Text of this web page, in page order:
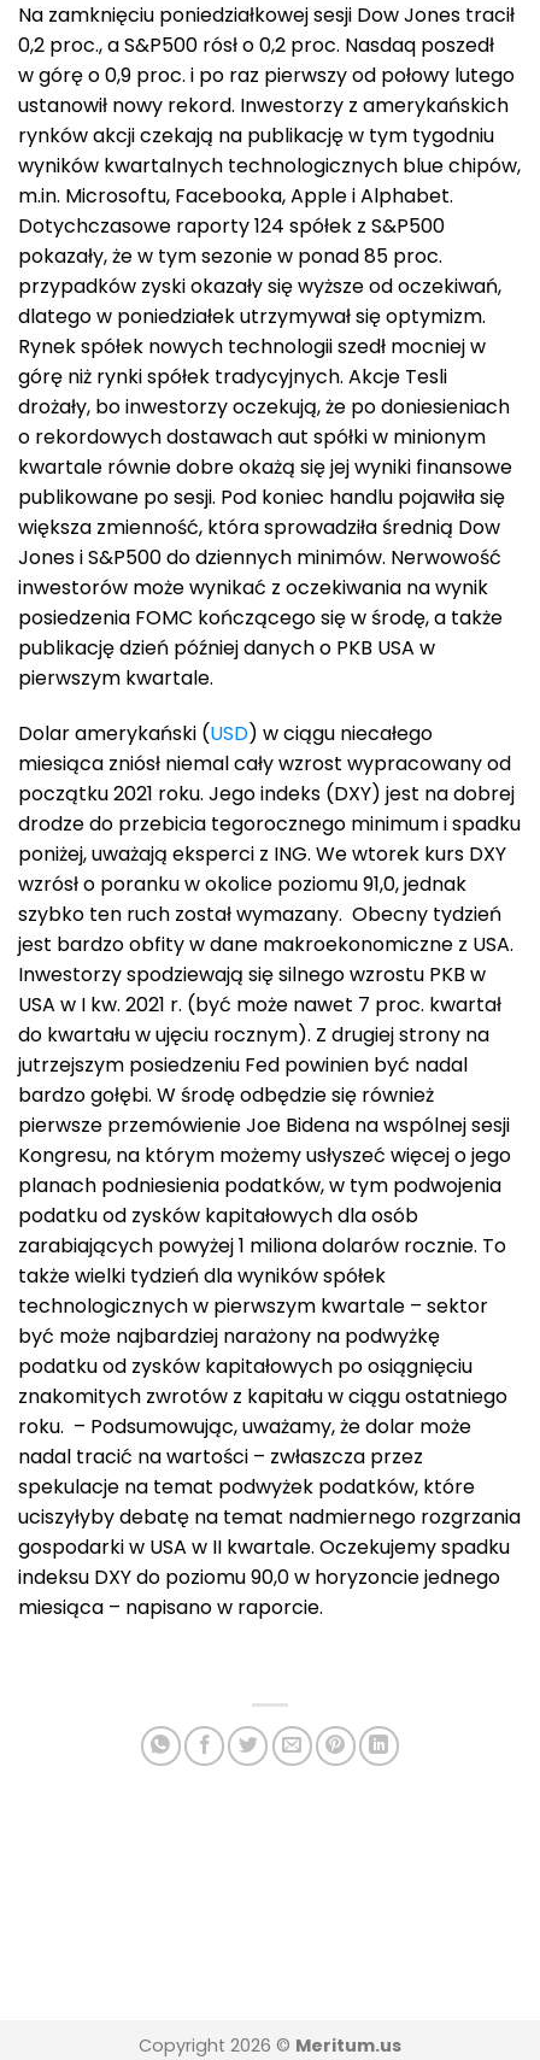
Na zamknięciu poniedziałkowej sesji Dow Jones tracił
0,2 proc., a S&P500 rósł o 0,2 proc. Nasdaq poszedł
w górę o 0,9 proc. i po raz pierwszy od połowy lutego
ustanowił nowy rekord. Inwestorzy z amerykańskich
rynków akcji czekają na publikację w tym tygodniu
wyników kwartalnych technologicznych blue chipów,
m.in. Microsoftu, Facebooka, Apple i Alphabet.
Dotychczasowe raporty 124 spółek z S&P500
pokazały, że w tym sezonie w ponad 85 proc.
przypadków zyski okazały się wyższe od oczekiwań,
dlatego w poniedziałek utrzymywał się optymizm.
Rynek spółek nowych technologii szedł mocniej w
górę niż rynki spółek tradycyjnych. Akcje Tesli
drożały, bo inwestorzy oczekują, że po doniesieniach
o rekordowych dostawach aut spółki w minionym
kwartale równie dobre okażą się jej wyniki finansowe
publikowane po sesji. Pod koniec handlu pojawiła się
większa zmienność, która sprowadziła średnią Dow
Jones i S&P500 do dziennych minimów. Nerwowość
inwestorów może wynikać z oczekiwania na wynik
posiedzenia FOMC kończącego się w środę, a także
publikację dzień później danych o PKB USA w
pierwszym kwartale.
Dolar amerykański (USD) w ciągu niecałego
miesiąca zniósł niemal cały wzrost wypracowany od
początku 2021 roku. Jego indeks (DXY) jest na dobrej
drodze do przebicia tegorocznego minimum i spadku
poniżej, uważają eksperci z ING. We wtorek kurs DXY
wzrósł o poranku w okolice poziomu 91,0, jednak
szybko ten ruch został wymazany. Obecny tydzień
jest bardzo obfity w dane makroekonomiczne z USA.
Inwestorzy spodziewają się silnego wzrostu PKB w
USA w I kw. 2021 r. (być może nawet 7 proc. kwartał
do kwartału w ujęciu rocznym). Z drugiej strony na
jutrzejszym posiedzeniu Fed powinien być nadal
bardzo gołębi. W środę odbędzie się również
pierwsze przemówienie Joe Bidena na wspólnej sesji
Kongresu, na którym możemy usłyszeć więcej o jego
planach podniesienia podatków, w tym podwojenia
podatku od zysków kapitałowych dla osób
zarabiających powyżej 1 miliona dolarów rocznie. To
także wielki tydzień dla wyników spółek
technologicznych w pierwszym kwartale – sektor
być może najbardziej narażony na podwyżkę
podatku od zysków kapitałowych po osiągnięciu
znakomitych zwrotów z kapitału w ciągu ostatniego
roku. – Podsumowując, uważamy, że dolar może
nadal tracić na wartości – zwłaszcza przez
spekulacje na temat podwyżek podatków, które
uciszyłyby debatę na temat nadmiernego rozgrzania
gospodarki w USA w II kwartale. Oczekujemy spadku
indeksu DXY do poziomu 90,0 w horyzoncie jednego
miesiąca – napisano w raporcie.
Copyright 2026 © Meritum.us